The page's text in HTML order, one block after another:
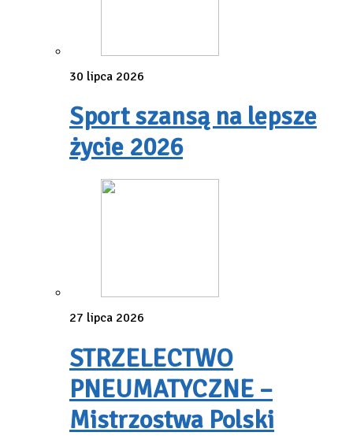
30 lipca 2026
Sport szansą na lepsze
życie 2026
27 lipca 2026
STRZELECTWO
PNEUMATYCZNE –
Mistrzostwa Polski